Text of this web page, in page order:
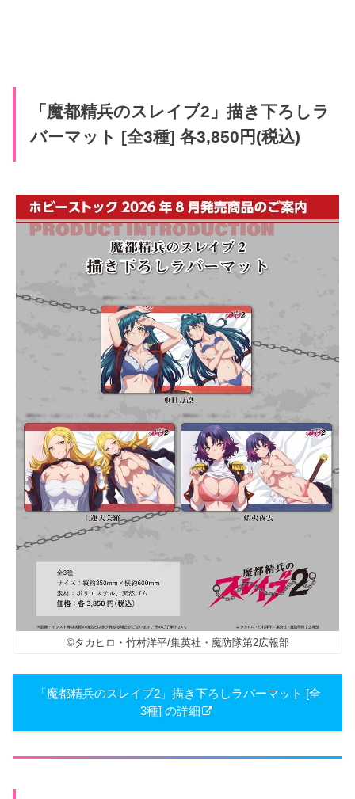
「魔都精兵のスレイブ2」描き下ろしラ
バーマット [全3種] 各3,850円(税込)
©タカヒロ・竹村洋平/集英社・魔防隊第2広報部
「魔都精兵のスレイブ2」描き下ろしラバーマット [全
3種] の詳細